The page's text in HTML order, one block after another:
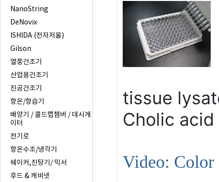
NanoString
DeNovix
ISHIDA (전자저울)
Gilson
열풍건조기
산업용건조기
진공건조기
항온/항습기
배양기 / 콜드랩챔버 / 데시게
이터
전기로
항온수조/냉각기
쉐이커,진탕기/ 믹서
후드 & 캐비넷
tissue
Cholic acid
Video: